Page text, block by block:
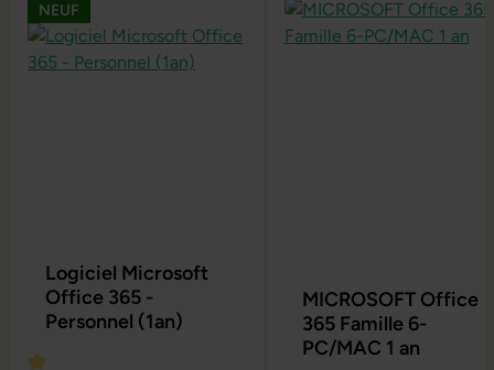
NEUF
Logiciel Microsoft
Office 365 -
Personnel (1an)
MICROSOFT Office
365 Famille 6-
PC/MAC 1 an